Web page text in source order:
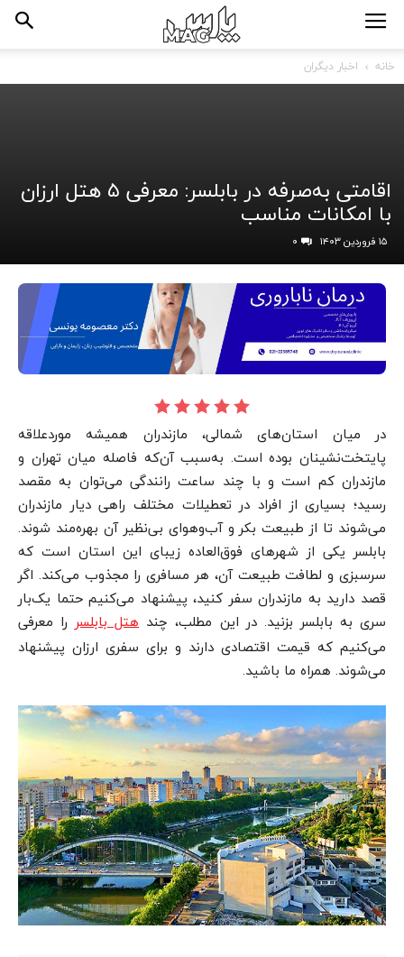
خانه اخبار دیگران
اقامتی به‌صرفه در بابلسر: معرفی ۵ هتل ارزان
با امکانات مناسب
۱۵ فروردین ۱۴۰۳ ۰
در میان استان‌های شمالی، مازندران همیشه موردعلاقه
پایتخت‌نشینان بوده است. به‌سبب آن‌که فاصله میان تهران و
مازندران کم است و با چند ساعت رانندگی می‌توان به مقصد
رسید؛ بسیاری از افراد در تعطیلات مختلف راهی دیار مازندران
می‌شوند تا از طبیعت بکر و آب‌وهوای بی‌نظیر آن بهره‌مند شوند.
بابلسر یکی از شهرهای فوق‌العاده زیبای این استان است که
سرسبزی و لطافت طبیعت آن، هر مسافری را مجذوب می‌کند. اگر
قصد دارید به مازندران سفر کنید، پیشنهاد می‌کنیم حتما یک‌بار
سری به بابلسر بزنید. در این مطلب، چندهتل بابلسر را معرفی
می‌کنیم که قیمت اقتصادی دارند و برای سفری ارزان پیشنهاد
می‌شوند. همراه ما باشید.